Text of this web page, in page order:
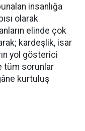
insanlığa
olarak
elinde çok
kardeşlik, isar
yol gösterici
tüm sorunlar
kurtuluş